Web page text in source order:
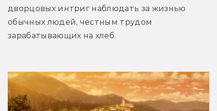
дворцовых интриг наблюдать за жизнью
обычных людей, честным трудом
зарабатывающих на хлеб.